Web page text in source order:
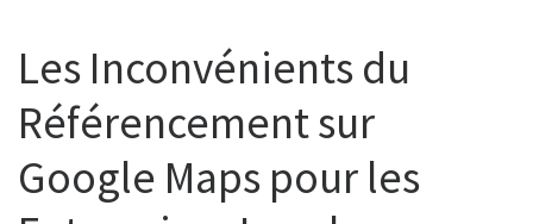
Les Inconvénients du
Référencement sur
Google Maps pour les